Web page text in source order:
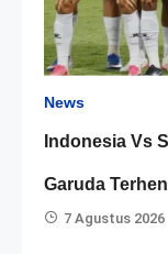
News
Indonesia Vs
Garuda
7 Agustus 2026